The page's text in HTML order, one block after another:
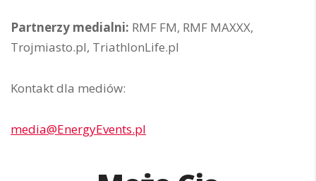
Partnerzy medialni: RMF FM, RMF MAXXX,
Trojmiasto.pl, TriathlonLife.pl
Kontakt dla mediów:
media@EnergyEvents.pl